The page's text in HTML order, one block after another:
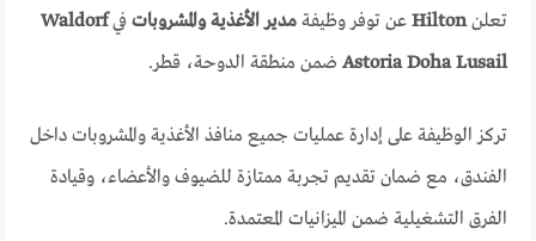
تعلنHilton عن توفر وظيفةمدير الأغذية والمشروبات فيWaldorf
Astoria Doha Lusail ضمن منطقة الدوحة، قطر.
تركز الوظيفة على إدارة عمليات جميع منافذ الأغذية والمشروبات داخل
الفندق، مع ضمان تقديم تجربة ممتازة للضيوف والأعضاء، وقيادة
الفرق التشغيلية ضمن الميزانيات المعتمدة.